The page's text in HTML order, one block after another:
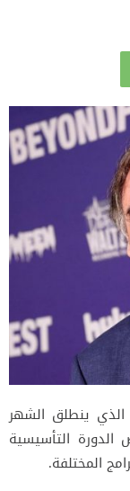
الذي ينطلق الشهر
التأسيسية